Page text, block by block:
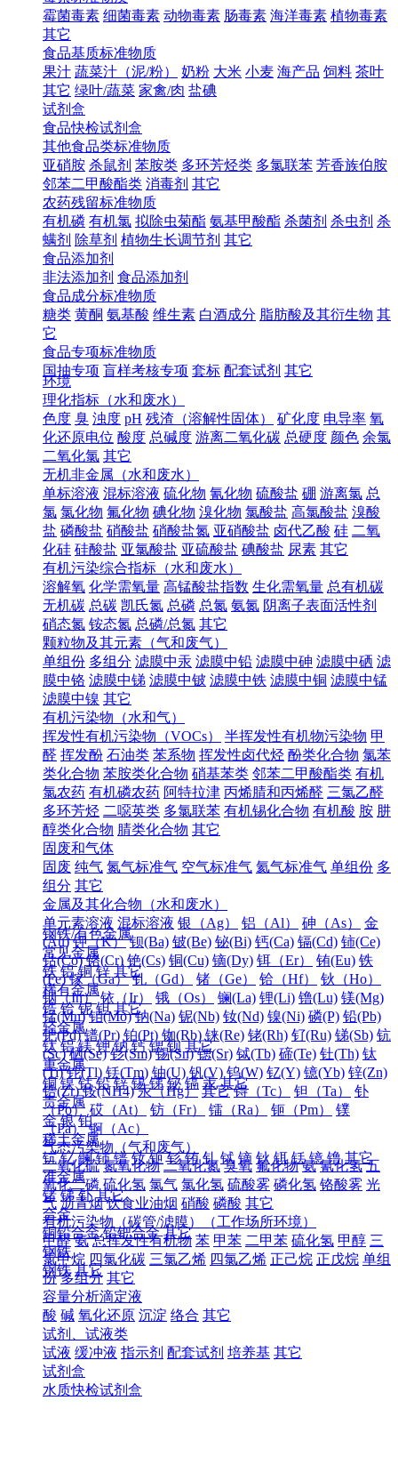
霉菌毒素 细菌毒素 动物毒素 肠毒素 海洋毒素 植物毒素
其它
食品基质标准物质
果汁 蔬菜汁（泥/粉） 奶粉 大米 小麦 海产品 饲料 茶叶
其它 绿叶/蔬菜 家禽/肉 盐碘
试剂盒
食品快检试剂盒
其他食品类标准物质
亚硝胺 杀鼠剂 苯胺类 多环芳烃类 多氯联苯 芳香族伯胺
邻苯二甲酸酯类 消毒剂 其它
农药残留标准物质
有机磷 有机氯 拟除虫菊酯 氨基甲酸酯 杀菌剂 杀虫剂 杀
螨剂 除草剂 植物生长调节剂 其它
食品添加剂
非法添加剂 食品添加剂
食品成分标准物质
糖类 黄酮 氨基酸 维生素 白酒成分 脂肪酸及其衍生物 其
它
食品专项标准物质
国抽专项 盲样考核专项 套标 配套试剂 其它
环境
理化指标（水和废水）
色度 臭 浊度 pH 残渣（溶解性固体） 矿化度 电导率 氧
化还原电位 酸度 总碱度 游离二氧化碳 总硬度 颜色 余氯
二氧化氯 其它
无机非金属（水和废水）
单标溶液 混标溶液 硫化物 氰化物 硫酸盐 硼 游离氯 总
氯 氯化物 氟化物 碘化物 溴化物 氯酸盐 高氯酸盐 溴酸
盐 磷酸盐 硝酸盐 硝酸盐氮 亚硝酸盐 卤代乙酸 硅 二氧
化硅 硅酸盐 亚氯酸盐 亚硫酸盐 碘酸盐 尿素 其它
有机污染综合指标（水和废水）
溶解氧 化学需氧量 高锰酸盐指数 生化需氧量 总有机碳
无机碳 总碳 凯氏氮 总磷 总氮 氨氮 阴离子表面活性剂
硝态氮 铵态氮 总磷/总氮 其它
颗粒物及其元素（气和废气）
单组份 多组分 滤膜中汞 滤膜中铅 滤膜中砷 滤膜中硒 滤
膜中铬 滤膜中锑 滤膜中铍 滤膜中铁 滤膜中铜 滤膜中锰
滤膜中镍 其它
有机污染物（水和气）
挥发性有机污染物（VOCs）
半挥发性有机物污染物 甲
醛 挥发酚 石油类 苯系物 挥发性卤代烃 酚类化合物 氯苯
类化合物 苯胺类化合物 硝基苯类 邻苯二甲酸酯类 有机
氯农药 有机磷农药 阿特拉津 丙烯腈和丙烯醛 三氯乙醛
多环芳烃 二噁英类 多氯联苯 有机锡化合物 有机酸 胺 肼
醇类化合物 腈类化合物 其它
固废和气体
固废 纯气 氮气标准气 空气标准气 氦气标准气 单组份 多
组分 其它
金属及其化合物（水和废水）
单元素溶液 混标溶液 银（Ag） 铝（Al） 砷（As）
金
(Au) 钾（K） 钡(Ba) 铍(Be) 铋(Bi) 钙(Ca) 镉(Cd) 铈(Ce)
钴(Co) 铬(Cr) 铯(Cs) 铜(Cu) 镝(Dy) 铒（Er） 铕(Eu) 铁
(Fe) 镓（Ga） 钆（Gd） 锗（Ge） 铪（Hf）
钬（Ho）
铟（In） 铱（Ir） 锇（Os） 镧(La) 锂(Li) 镥(Lu) 镁(Mg)
锰(Mn) 钼(Mo) 钠(Na) 铌(Nb) 钕(Nd) 镍(Ni) 磷(P) 铅(Pb)
钯(Pd) 镨(Pr) 铂(Pt) 铷(Rb) 铼(Re) 铑(Rh) 钌(Ru) 锑(Sb) 钪
(Sc) 硒(Se) 钐(Sm) 锡(Sn) 锶(Sr) 铽(Tb) 碲(Te) 钍(Th) 钛
(Ti) 铊(Tl) 铥(Tm) 铀(U) 钒(V) 钨(W) 钇(Y) 镱(Yb) 锌(Zn)
锆(Zr) 铵(NH4) 汞（Hg） 其它 锝（Tc） 钽（Ta）
钋
（Po） 砹（At） 钫（Fr） 镭（Ra） 钷（Pm）
镤
（Pa） 锕（Ac）
气态污染物（气和废气）
二氧化硫 氮氧化物 二氧化氮 臭氧 氟化物 氨 氰化氢 五
氧化二磷 硫化氢 氯气 氯化氢 硫酸雾 磷化氢 铬酸雾 光
气 沥青烟 饮食业油烟 硝酸 磷酸 其它
有机污染物（碳管/滤膜）（工作场所环境）
甲醛 氨 总挥发性有机物 苯 甲苯 二甲苯 硫化氢 甲醇 三
氯甲烷 四氯化碳 三氯乙烯 四氯乙烯 正己烷 正戊烷 单组
份 多组分 其它
容量分析滴定液
酸 碱 氧化还原 沉淀 络合 其它
试剂、试液类
试液 缓冲液 指示剂 配套试剂 培养基 其它
试剂盒
水质快检试剂盒
钢铁/有色金属
常见金属
铁 铝 铜 锌 其它
稀有金属
锆 铪 铌 钽 其它
轻金属
钛 铝 镁 钾 钠 钙 锶 钡 其它
重金属
铜 镍 钴 铅 锌 锡 锑 铋 镉 汞 其它
贵金属
金 银 铂
稀土金属
钪 钇 镧 铈 镨 钕 钷 钐 铕 钆 铽 镝 钬 铒 铥 镱 镥 其它
准金属
锗 锑 钋 其它
合金
铜铅合金 铅钯合金 其它
钢铁
钢铁 其它